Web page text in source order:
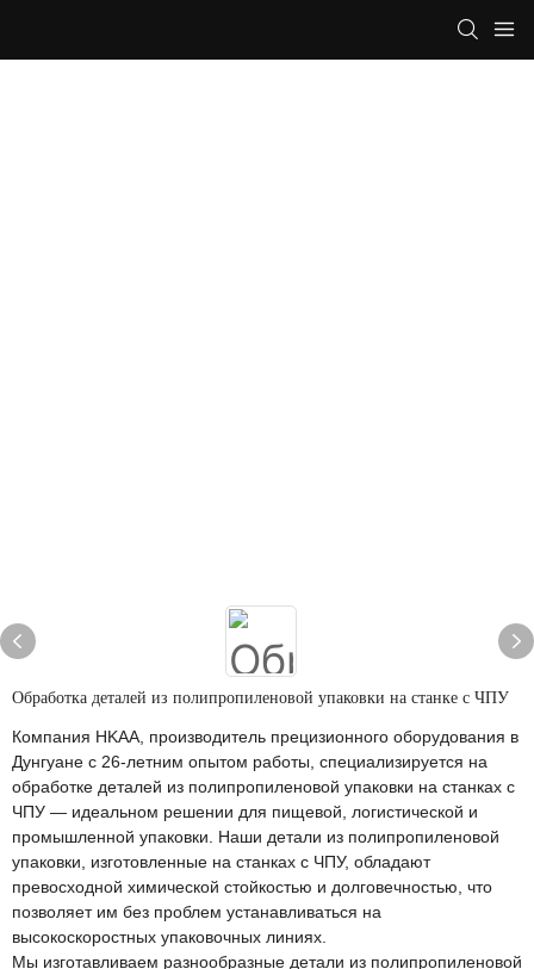
Обработка деталей из полипропиленовой упаковки на станке с ЧПУ
Компания HKAA, производитель прецизионного оборудования в
Дунгуане с 26-летним опытом работы, специализируется на
обработке деталей из полипропиленовой упаковки на станках с
ЧПУ — идеальном решении для пищевой, логистической и
промышленной упаковки. Наши детали из полипропиленовой
упаковки, изготовленные на станках с ЧПУ, обладают
превосходной химической стойкостью и долговечностью, что
позволяет им без проблем устанавливаться на
высокоскоростных упаковочных линиях.
Мы изготавливаем разнообразные детали из полипропиленовой